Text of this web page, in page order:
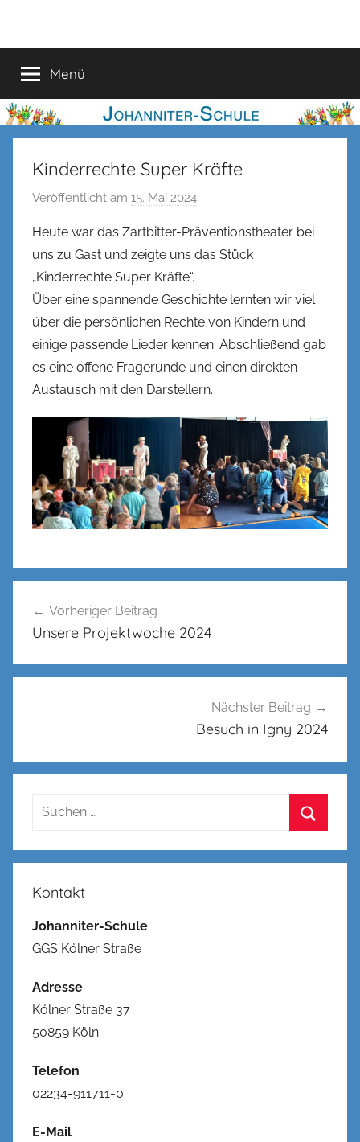
Schule
Menü
Kinderrechte Super Kräfte
Veröffentlicht am 15. Mai 2024
n
n
n
k
e
l
Heute war das Zartbitter-Präventionstheater bei
uns zu Gast und zeigte uns das Stück
„Kinderrechte Super Kräfte“.
Über eine spannende Geschichte lernten wir viel
über die persönlichen Rechte von Kindern und
einige passende Lieder kennen. Abschließend gab
es eine offene Fragerunde und einen direkten
Austausch mit den Darstellern.
Vorheriger Beitrag
Unsere Projektwoche 2024
Nächster Beitrag
Besuch in Igny 2024
Suchen
Kontakt
Johanniter-Schule
GGS Kölner Straße
Adresse
Kölner Straße 37
50859 Köln
Telefon
02234-911711-0
E-Mail